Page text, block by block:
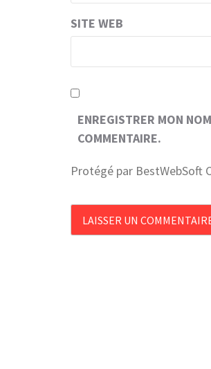
SITE WEB
ENREGISTRER MON
COMMENTAIRE.
Protégé par BestWebSoft